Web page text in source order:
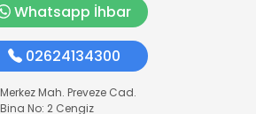
Whatsapp İhbar
02624134300
Merkez Mah. Preveze Cad.
Bina No: 2 Cengiz